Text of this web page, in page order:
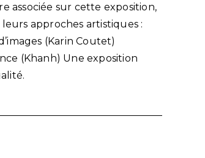
associée sur cette exposition,
approches artistiques :
(Karin Coutet)
(Khanh) Une exposition